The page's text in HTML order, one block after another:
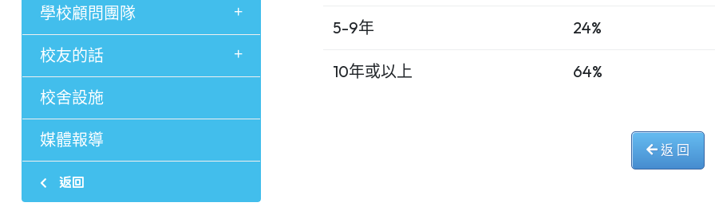
學校顧問團隊
+
校友的話 +
校舍設施
媒體報導
返回
5-9年 24%
10年或以上 64%
返 回